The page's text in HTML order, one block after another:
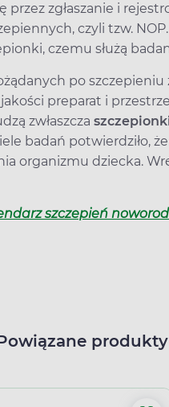
przez zgłaszanie i
czyli tzw.
czemu służą
po
preparat i
zwłaszcza
badań potwierdziło,
organizmu dziecka.
szczepień
produkty